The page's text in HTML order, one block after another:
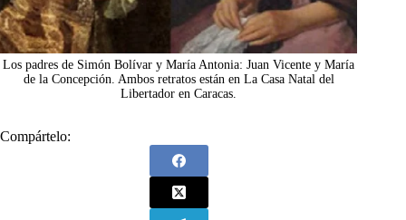
Los padres de Simón Bolívar y María Antonia: Juan Vicente y María
de la Concepción. Ambos retratos están en La Casa Natal del
Libertador en Caracas.
Compártelo: